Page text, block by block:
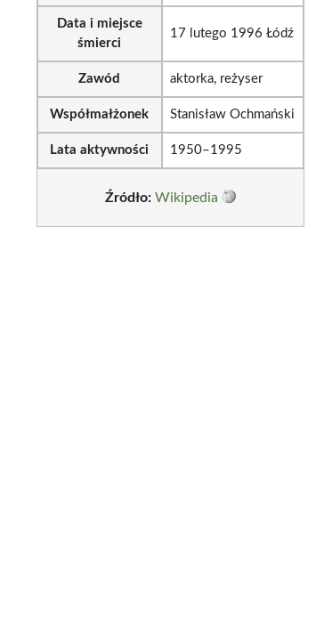
Data i miejsce
śmierci
17 lutego 1996 Łódź
Zawód aktorka, reżyser
Współmałżonek Stanisław Ochmański
Lata aktywności 1950–1995
Źródło: Wikipedia